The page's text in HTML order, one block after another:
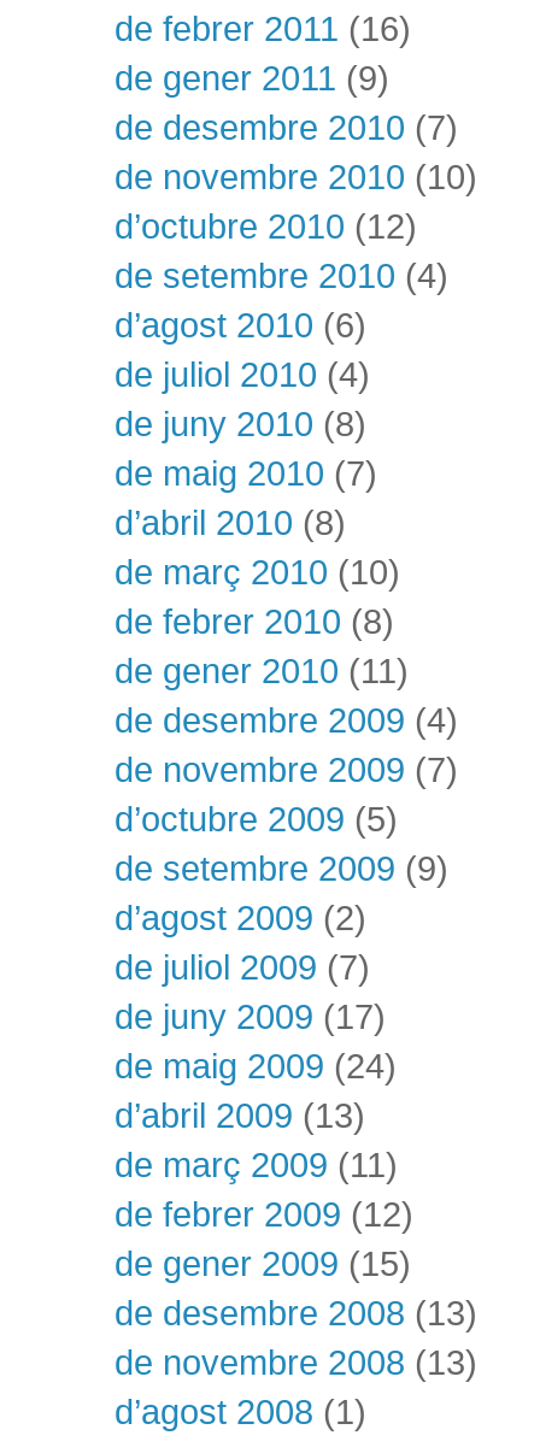
de febrer 2011 (16)
de gener 2011 (9)
de desembre 2010 (7)
de novembre 2010 (10)
d’octubre 2010 (12)
de setembre 2010 (4)
d’agost 2010 (6)
de juliol 2010 (4)
de juny 2010 (8)
de maig 2010 (7)
d’abril 2010 (8)
de març 2010 (10)
de febrer 2010 (8)
de gener 2010 (11)
de desembre 2009 (4)
de novembre 2009 (7)
d’octubre 2009 (5)
de setembre 2009 (9)
d’agost 2009 (2)
de juliol 2009 (7)
de juny 2009 (17)
de maig 2009 (24)
d’abril 2009 (13)
de març 2009 (11)
de febrer 2009 (12)
de gener 2009 (15)
de desembre 2008 (13)
de novembre 2008 (13)
d’agost 2008 (1)